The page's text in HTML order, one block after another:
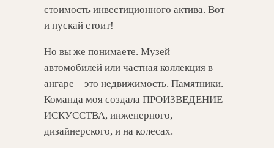
стоимость инвестиционного актива. Вот
и пускай стоит!
Но вы же понимаете. Музей
автомобилей или частная коллекция в
ангаре – это недвижимость. Памятники.
Команда моя создала ПРОИЗВЕДЕНИЕ
ИСКУССТВА, инженерного,
дизайнерского, и на колесах.